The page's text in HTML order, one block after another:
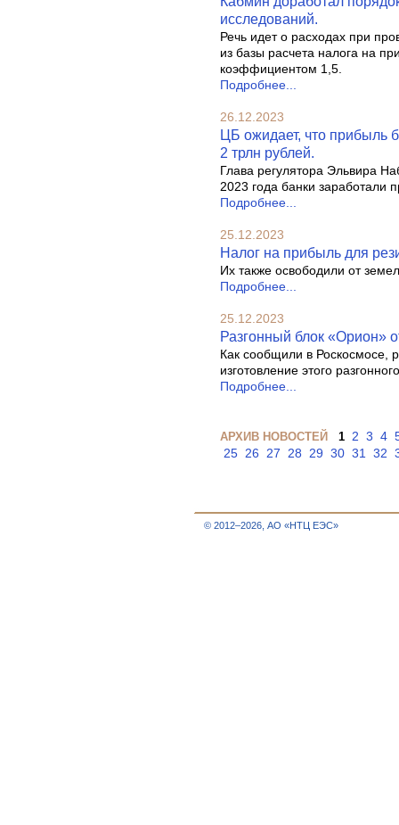
исследований.
Речь идет о расходах при
из базы расчета налога на
коэффициентом 1,5.
Подробнее...
26.12.2023
ЦБ ожидает, что прибыль
2 трлн рублей.
Глава регулятора Эльвира
2023 года банки заработали
Подробнее...
25.12.2023
Налог на прибыль для
Их также освободили от
Подробнее...
25.12.2023
Разгонный блок «Орион»
Как сообщили в Роскосмосе,
изготовление этого
Подробнее...
АРХИВ НОВОСТЕЙ 1 2 3 4
25 26 27 28 29 30 31 32
© 2012–2026, АО «НТЦ ЕЭС»